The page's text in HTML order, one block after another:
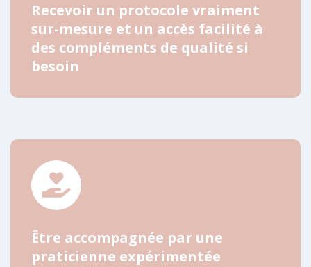
Recevoir un protocole vraiment
sur-mesure et un accès facilité à
des compléments de qualité si
besoin
Être accompagnée par une
praticienne expérimentée